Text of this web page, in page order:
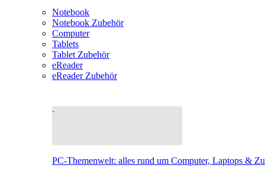
Notebook
Notebook Zubehör
Computer
Tablets
Tablet Zubehör
eReader
eReader Zubehör
PC-Themenwelt: alles rund um Computer, Laptops &